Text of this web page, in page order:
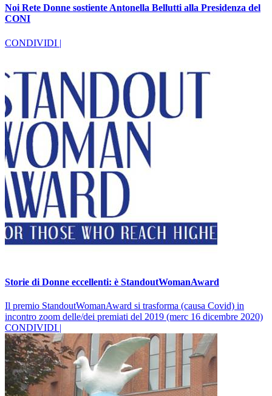
Noi Rete Donne sostiente Antonella Bellutti alla Presidenza del
CONI
CONDIVIDI |
Storie di Donne eccellenti: è StandoutWomanAward
Il premio StandoutWomanAward si trasforma (causa Covid) in
incontro zoom delle/dei premiati del 2019 (merc 16 dicembre 2020)
CONDIVIDI |